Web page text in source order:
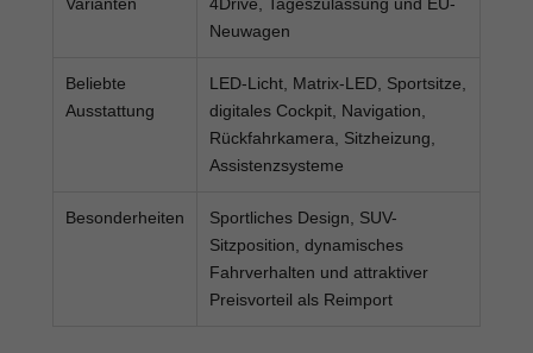
Neuwagen
Beliebte
Ausstattung
LED-Licht, Matrix-LED, Sportsitze,
digitales Cockpit, Navigation,
Rückfahrkamera, Sitzheizung,
Assistenzsysteme
Besonderheiten
Sportliches Design, SUV-
Sitzposition, dynamisches
Fahrverhalten und attraktiver
Preisvorteil als Reimport